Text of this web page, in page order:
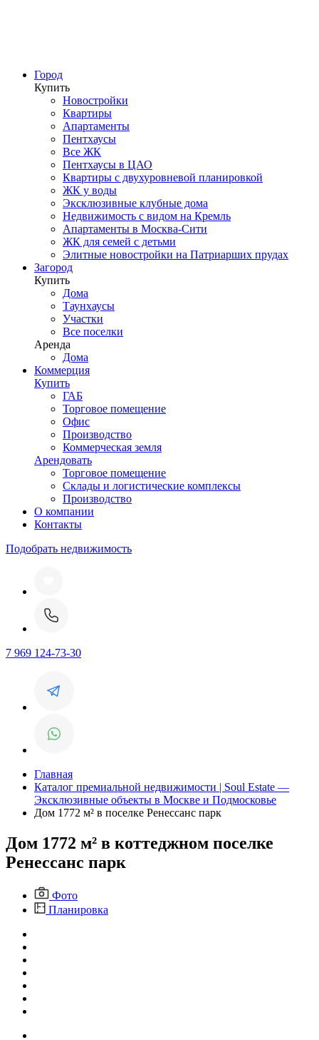
Город
Купить
Новостройки
Квартиры
Апартаменты
Пентхаусы
Все ЖК
Пентхаусы в ЦАО
Квартиры с двухуровневой планировкой
ЖК у воды
Эксклюзивные клубные дома
Недвижимость с видом на Кремль
Апартаменты в Москва-Сити
ЖК для семей с детьми
Элитные новостройки на Патриарших прудах
Загород
Купить
Дома
Таунхаусы
Участки
Все поселки
Аренда
Дома
Коммерция
Купить
ГАБ
Торговое помещение
Офис
Производство
Коммерческая земля
Арендовать
Торговое помещение
Склады и логистические комплексы
Производство
О компании
Контакты
Подобрать недвижимость
7 969 124-73-30
Главная
Каталог премиальной недвижимости | Soul Estate —
Эксклюзивные объекты в Москве и Подмосковье
Дом 1772 м² в поселке Ренессанс парк
Дом 1772 м² в коттеджном поселке
Ренессанс парк
Фото
Планировка